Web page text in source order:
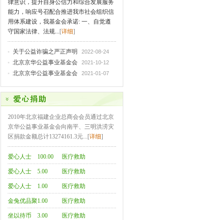
律意识，提升自身公信力和综合发展服务
能力，响应号召配合推进我市社会组织信
用体系建设，我基金会承诺: 一、自觉遵
守国家法律、法规... [详细]
2022-08-24
关于公益诈骗之严正声明
2021-10-12
北京京华公益事业基金会
2021-01-07
北京京华公益事业基金会
2010年北京福建企业总商会会员通过北京
京华公益事业基金会向南平、三明洪涝灾
区捐款金额总计13274161.3元...[详细]
爱心人士 100.00 医疗救助
爱心人士 5.00 医疗救助
爱心人士 1.00 医疗救助
金兔优品聚
集来图代发
1.00 医疗救助
坐以待币 3.00 医疗救助